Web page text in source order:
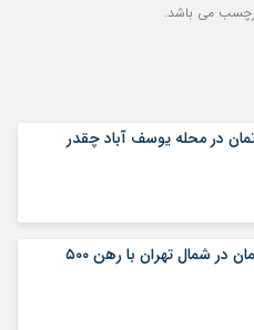
می باشد.
در محله یوسف آباد چقدر
هزینه اجاره آپارتمان در شمال تهران با رهن ۵۰۰